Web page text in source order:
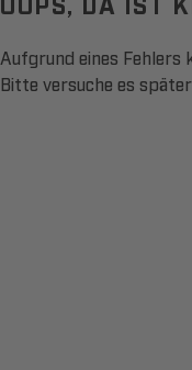
Aufgrund eines Fehlers
Bitte versuche es später